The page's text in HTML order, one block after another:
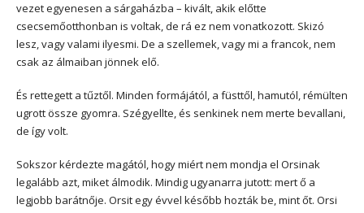
vezet egyenesen a sárgaházba – kivált, akik előtte
csecsemőotthonban is voltak, de rá ez nem vonatkozott. Skizó
lesz, vagy valami ilyesmi. De a szellemek, vagy mi a francok, nem
csak az álmaiban jönnek elő.
És rettegett a tűztől. Minden formájától, a füsttől, hamutól, rémülten
ugrott össze gyomra. Szégyellte, és senkinek nem merte bevallani,
de így volt.
Sokszor kérdezte magától, hogy miért nem mondja el Orsinak
legalább azt, miket álmodik. Mindig ugyanarra jutott: mert ő a
legjobb barátnője. Orsit egy évvel később hozták be, mint őt. Orsi